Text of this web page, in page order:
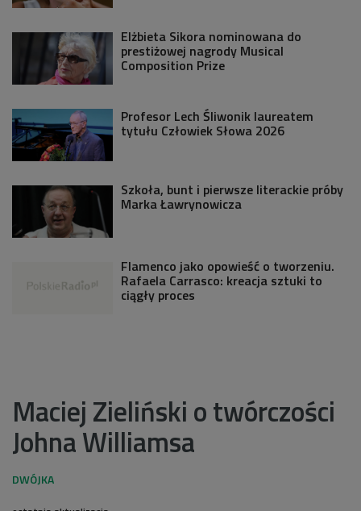
Elżbieta Sikora nominowana do
prestiżowej nagrody Musical
Composition Prize
Profesor Lech Śliwonik laureatem
tytułu Człowiek Słowa 2026
Szkoła, bunt i pierwsze literackie próby
Marka Ławrynowicza
Flamenco jako opowieść o tworzeniu.
Rafaela Carrasco: kreacja sztuki to
ciągły proces
Maciej Zieliński o twórczości
Johna Williamsa